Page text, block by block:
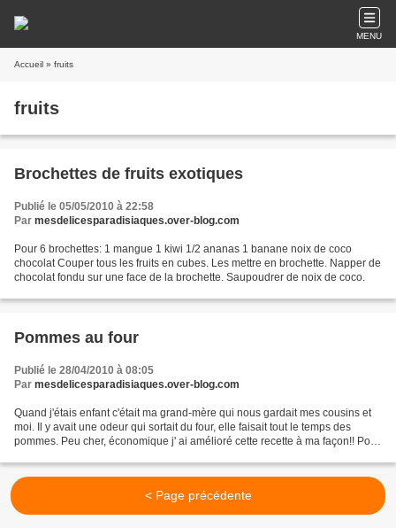
MENU
Accueil » fruits
fruits
Brochettes de fruits exotiques
Publié le 05/05/2010 à 22:58
Par mesdelicesparadisiaques.over-blog.com
Pour 6 brochettes: 1 mangue 1 kiwi 1/2 ananas 1 banane noix de coco
chocolat Couper tous les fruits en cubes. Les mettre en brochette. Napper de
chocolat fondu sur une face de la brochette. Saupoudrer de noix de coco.
Pommes au four
Publié le 28/04/2010 à 08:05
Par mesdelicesparadisiaques.over-blog.com
Quand j'étais enfant c'était ma grand-mère qui nous gardait mes cousins et
moi. Il y avait une odeur qui sortait du four, elle faisait tout le temps des
pommes. Peu cher, économique j' ai amélioré cette recette à ma façon!! Pour
< Page précédente